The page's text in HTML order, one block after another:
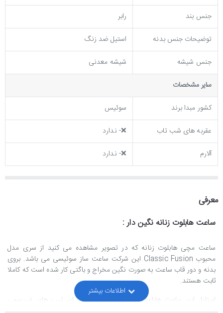
جنس بند
رابر
توضيحات جنس بدنه
استیل ضد زنگ
جنس شیشه
شیشه معدنی
ساير مشخصات
کشور مبدا برند
سوئیس
عقربه های شب تاب
❌- ندارد
آلارم
❌- ندارد
معرفی
ساعت هابلوت زنانه نگین دار :
ساعت مچی هابلوت زنانه که در تصویر مشاهده می کنید از سری مدل
محبوب Classic Fusion این شرکت ساعت ساز سوئیسی می باشد. بروی
بدنه و دور قاب ساعت به صورت نگین مخراج و باگتی کار شده است که کاملا
ثابت هستند.
استایل این ساعت هابلوت زنانه اسپرت است و برای تیپ های غیررسمی